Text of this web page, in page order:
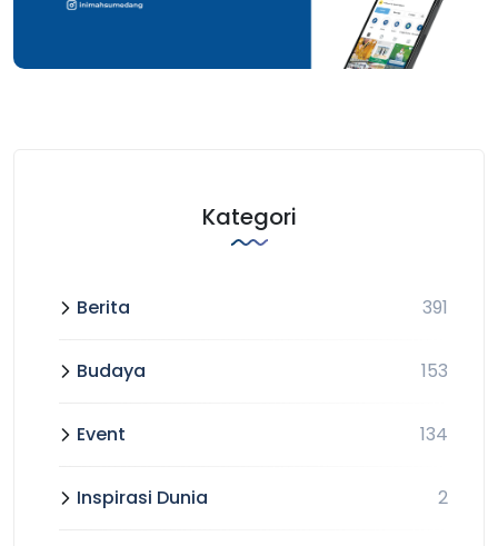
Kategori
Berita 391
Budaya 153
Event 134
Inspirasi Dunia 2